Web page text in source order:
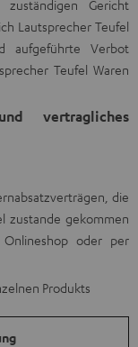
Gericht
Lautsprecher Teufel
aufgeführte Verbot
Teufel Waren
vertragliches
die
zustande gekommen
oder per
Produkts